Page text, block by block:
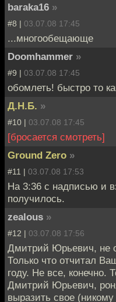
baraka16 »
#8 | 03.07.08 17:45
...многообещающе
Doomhammer »
#9 | 03.07.08 17:45
обомлеть! быстро то
Д.Н.Б. »
#10 | 03.07.08 17:45
[бросается смотреть]
Ground Zero »
#11 | 03.07.08 17:53
На 3:36 с надписью и
получилось.
zealous »
#12 | 03.07.08 17:56
Дмитрий Юрьевич, не
Только что отчитал
году. Не все, конечно.
Дмитрий Юрьевич,
выразить свое